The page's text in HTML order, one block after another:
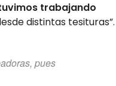
trabajando
distintas tesituras”.
pues